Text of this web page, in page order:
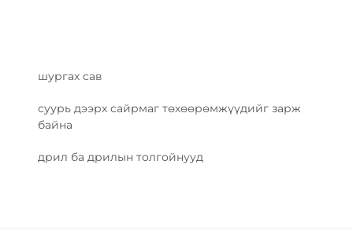
шургах сав
суурь дээрх сайрмаг төхөөрөмжүүдийг зарж
байна
дрил ба дрилын толгойнууд